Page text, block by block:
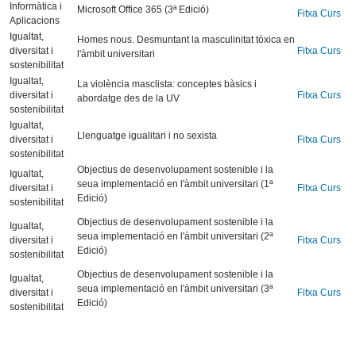
Informàtica i
Aplicacions
Microsoft Office 365 (3ª Edició) Fitxa Curs
Igualtat,
diversitat i
sostenibilitat
Homes nous. Desmuntant la masculinitat tòxica en
l'àmbit universitari
Fitxa Curs
Igualtat,
diversitat i
sostenibilitat
La violència masclista: conceptes bàsics i
abordatge des de la UV
Fitxa Curs
Igualtat,
diversitat i
sostenibilitat
Llenguatge igualitari i no sexista Fitxa Curs
Igualtat,
diversitat i
sostenibilitat
Objectius de desenvolupament sostenible i la
seua implementació en l'àmbit universitari (1ª
Edició)
Fitxa Curs
Igualtat,
diversitat i
sostenibilitat
Objectius de desenvolupament sostenible i la
seua implementació en l'àmbit universitari (2ª
Edició)
Fitxa Curs
Igualtat,
diversitat i
sostenibilitat
Objectius de desenvolupament sostenible i la
seua implementació en l'àmbit universitari (3ª
Edició)
Fitxa Curs